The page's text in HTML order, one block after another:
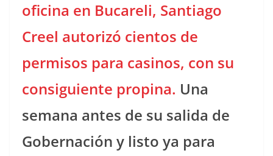
oficina en Bucareli, Santiago
Creel autorizó cientos de
permisos para casinos, con su
consiguiente propina. Una
semana antes de su salida de
Gobernación y listo ya para